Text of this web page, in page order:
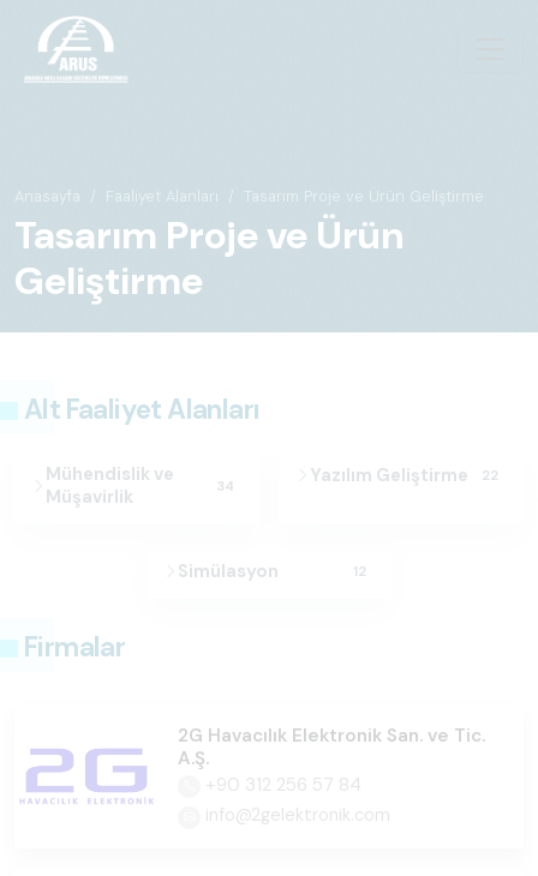
Anasayfa Faaliyet Alanları Tasarım Proje ve Ürün Geliştirme
Tasarım Proje ve Ürün
Geliştirme
Alt Faaliyet Alanları
Mühendislik ve
Müşavirlik
34 Yazılım Geliştirme 22
Simülasyon 12
Firmalar
2G Havacılık Elektronik San. ve Tic.
A.Ş.
+90 312 256 57 84
info@2gelektronik.com